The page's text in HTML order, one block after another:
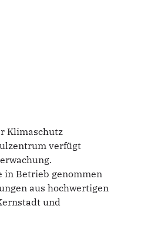
Klimaschutz
verfügt
in Betrieb genommen
aus hochwertigen
und